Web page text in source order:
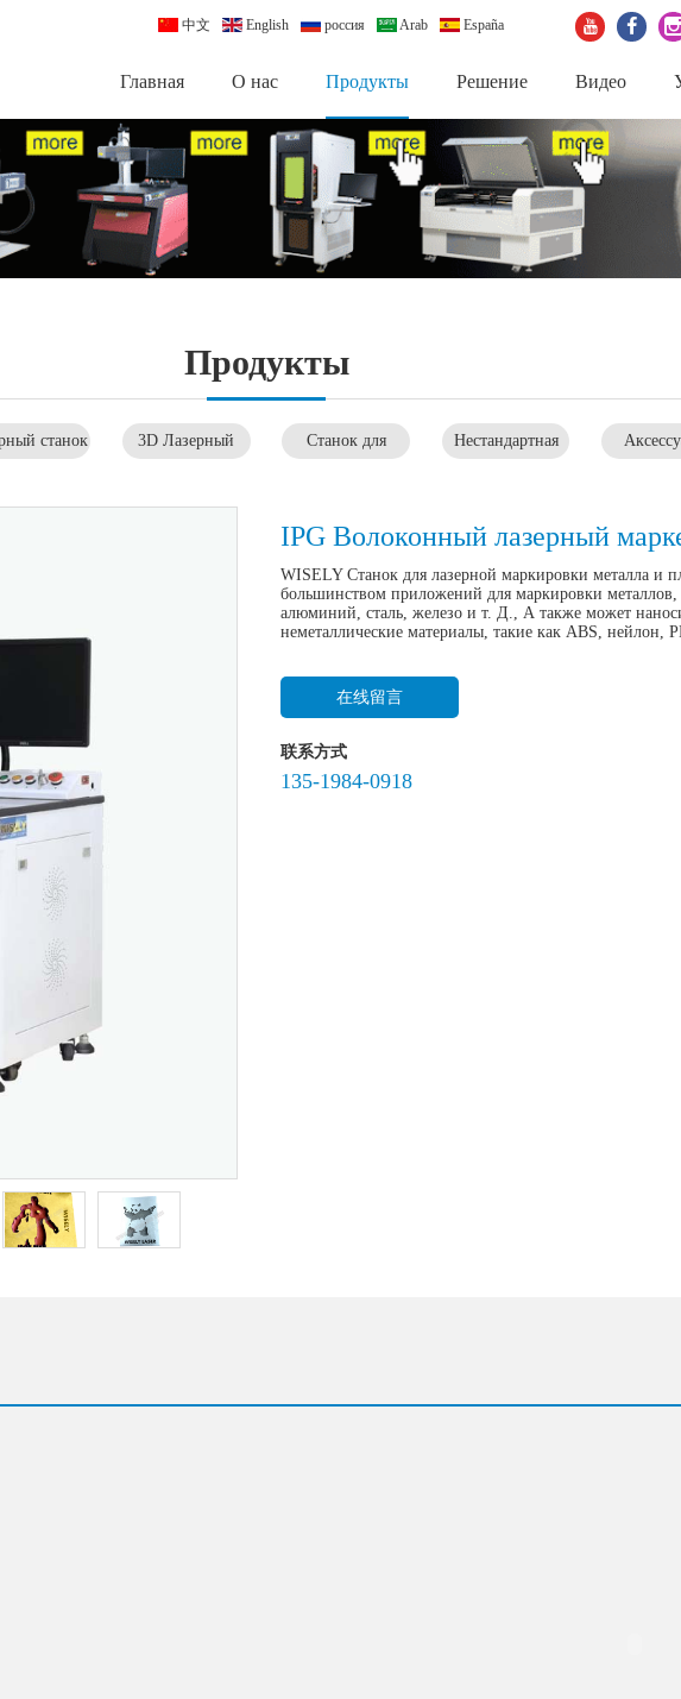
中文 English россия Arab España
Главная О нас Продукты Pешение Видео
Продукты
станок
резки
3D Лазерный
Станок для
Нестандартная
IPG Волоконный лазерный
WISELY Станок для лазерной маркировки металла и
большинством приложений для маркировки металлов,
алюминий, сталь, железо и т. Д., А также может
неметаллические материалы, такие как ABS, нейлон,
在线留言
联系方式
135-1984-0918